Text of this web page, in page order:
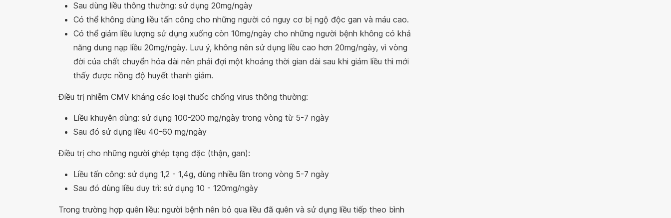
Sau dùng liều thông thường: sử dụng 20mg/ngày
Có thể không dùng liều tấn công cho những người có nguy cơ bị ngộ độc gan và máu cao.
Có thể giảm liều lượng sử dụng xuống còn 10mg/ngày cho những người bệnh không có khả
năng dung nạp liều 20mg/ngày. Lưu ý, không nên sử dụng liều cao hơn 20mg/ngày, vì vòng
đời của chất chuyển hóa dài nên phải đợi một khoảng thời gian dài sau khi giảm liều thì mới
thấy được nồng độ huyết thanh giảm.
Điều trị nhiễm CMV kháng các loại thuốc chống virus thông thường:
Liều khuyên dùng: sử dụng 100-200 mg/ngày trong vòng từ 5-7 ngày
Sau đó sử dụng liều 40-60 mg/ngày
Điều trị cho những người ghép tạng đặc (thận, gan):
Liều tấn công: sử dụng 1,2 - 1,4g, dùng nhiều lần trong vòng 5-7 ngày
Sau đó dùng liều duy trì: sử dụng 10 - 120mg/ngày
Trong trường hợp quên liều: người bệnh nên bỏ qua liều đã quên và sử dụng liều tiếp theo bình